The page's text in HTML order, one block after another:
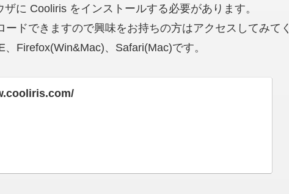
に Cooliris をインストールする必要があります。
ドできますので興味をお持ちの方はアクセスしてみてく
Firefox(Win&Mac)、Safari(Mac)です。